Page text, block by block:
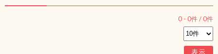
0 - 0件 /0件